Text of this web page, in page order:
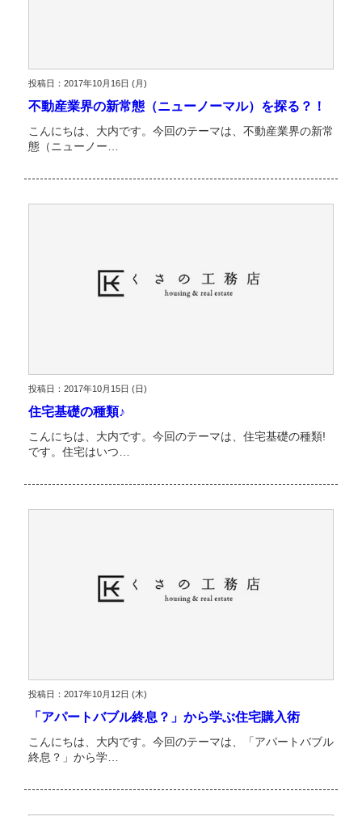
投稿日：2017年10月16日 (月)
不動産業界の新常態（ニューノーマル）を探る？！
こんにちは、大内です。今回のテーマは、不動産業界の新常
態（ニューノー…
投稿日：2017年10月15日 (日)
住宅基礎の種類♪
こんにちは、大内です。今回のテーマは、住宅基礎の種類!
です。住宅はいつ…
投稿日：2017年10月12日 (木)
「アパートバブル終息？」から学ぶ住宅購入術
こんにちは、大内です。今回のテーマは、「アパートバブル
終息？」から学…